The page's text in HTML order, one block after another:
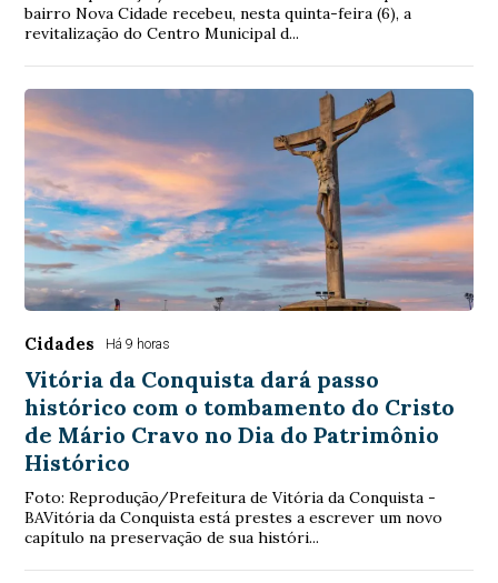
bairro Nova Cidade recebeu, nesta quinta-feira (6), a
revitalização do Centro Municipal d...
Cidades Há 9 horas
Vitória da Conquista dará passo
histórico com o tombamento do Cristo
de Mário Cravo no Dia do Patrimônio
Histórico
Foto: Reprodução/Prefeitura de Vitória da Conquista -
BAVitória da Conquista está prestes a escrever um novo
capítulo na preservação de sua históri...